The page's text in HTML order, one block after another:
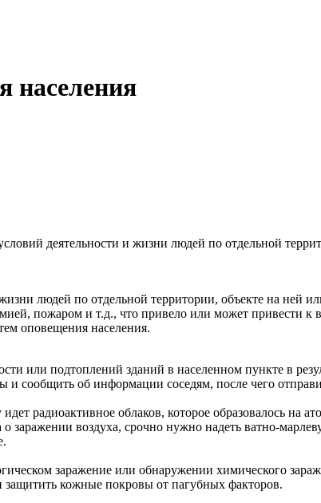
населения
деятельности и жизни людей по отдельной
людей по отдельной территории, объекте на ней
пожаром и т.д., что привело или может привести к
оповещения населения.
или подтоплений зданий в населенном пункте в
и сообщить об информации соседям, после чего
радиоактивное облаков, которое образовалось на
заражении воздуха, срочно нужно надеть ватно-
заражение или обнаружении химического
кожные покровы от пагубных факторов.